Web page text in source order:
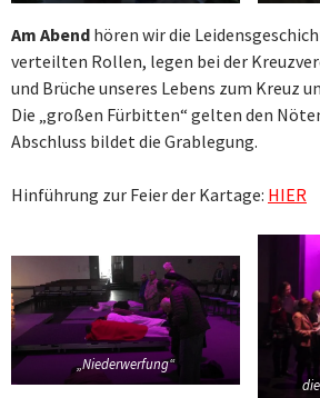
Am Abend hören wir die
verteilten Rollen, legen bei der
und Brüche unseres Lebens zum Kreuz
Die „großen Fürbitten“ gelten den
Abschluss bildet die Grablegung.
Hinführung zur Feier der Kartage: HIER
„Niederwerfung“